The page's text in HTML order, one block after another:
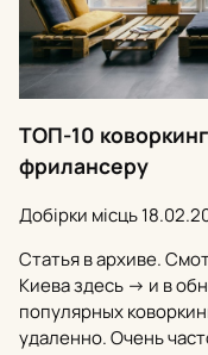
ТОП-10
фрилансеру
Добірки місць
Статья в архиве.
Киева здесь -> и в
популярных
удаленно. Очень